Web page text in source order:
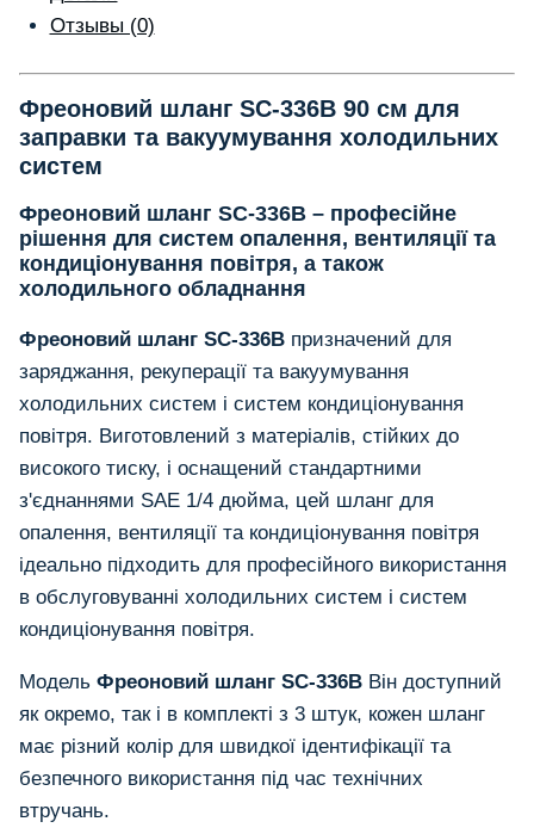
cm
Отзывы (0)
Фреоновий шланг SC-336B 90 см для
заправки та вакуумування холодильних
систем
Фреоновий шланг SC-336B – професійне
рішення для систем опалення, вентиляції та
кондиціонування повітря, а також
холодильного обладнання
Фреоновий шланг SC-336B призначений для
заряджання, рекуперації та вакуумування
холодильних систем і систем кондиціонування
повітря. Виготовлений з матеріалів, стійких до
високого тиску, і оснащений стандартними
з'єднаннями SAE 1/4 дюйма, цей шланг для
опалення, вентиляції та кондиціонування повітря
ідеально підходить для професійного використання
в обслуговуванні холодильних систем і систем
кондиціонування повітря.
Модель Фреоновий шланг SC-336B Він доступний
як окремо, так і в комплекті з 3 штук, кожен шланг
має різний колір для швидкої ідентифікації та
безпечного використання під час технічних
втручань.